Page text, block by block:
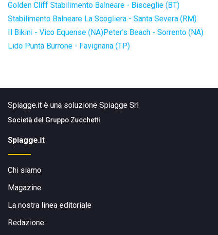
Golden Cliff Stabilimento Balneare - Bisceglie (BT)
Stabilimento Balneare La Scogliera - Santa Severa (RM)
Il Bikini - Vico Equense (NA)Peter's Beach - Sorrento (NA)
Lido Punta Burrone - Favignana (TP)
Spiagge.it è una soluzione Spiagge Srl
Società del Gruppo Zucchetti
Spiagge.it
Chi siamo
Magazine
La nostra linea editoriale
Redazione